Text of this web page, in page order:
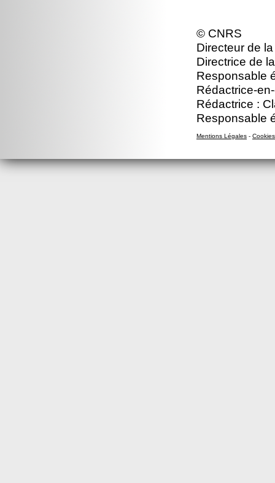
© CNRS
Directeur de
Directrice de
Responsable
Rédactrice-
Rédactrice :
Responsable
Mentions Légales - Cookies